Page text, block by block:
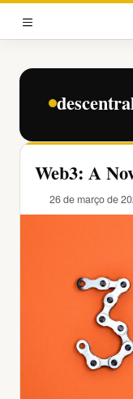
Pular
para
conteúdo
MENU
Web3: A
26 de março de